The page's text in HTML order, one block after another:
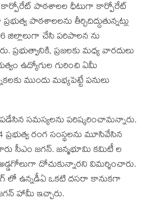
కార్పోరేట్ పాఠశాలల ధీటుగా కార్పోరేట్
పాఠశాలలను తీర్చిదిద్దుతున్నట్లు
జిల్లాలుగా చేసి పరిపాలన ను
ప్రభుత్వానికి, ప్రజలకు మధ్య వారదులు
ఉద్యోగుల గురించి ఏమీ
ముందు మభ్యపెట్టే పనులు
పడేసిన సమస్యలను పరిష్కరించామన్నారు.
రంగ సంస్థలను మూసివేసిన
సీఎం జగన్. జన్మభూమి కమిటీ ల
దోచుకున్నారని విమర్శించారు.
లో ఉన్నడీఏ ఒకటి దసరా కానుకగా
హామీ ఇచ్చారు.